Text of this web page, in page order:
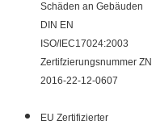
Schäden an Gebäuden
DIN EN
ISO/IEC17024:2003
Zertifzierungsnummer ZN
2016-22-12-0607
EU Zertifizierter